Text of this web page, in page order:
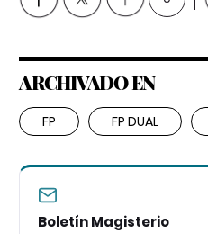
ARCHIVADO EN
FP FP DUAL
Boletín Magisterio